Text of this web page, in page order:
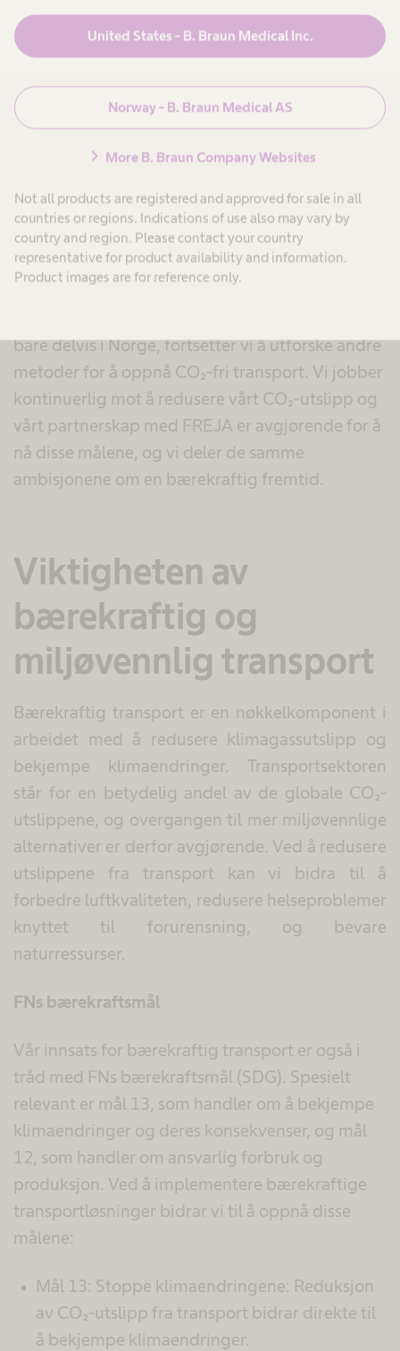
United States - B. Braun Medical Inc.
Norway - B. Braun Medical AS
chevron_right More B. Braun Company Websites
Not all products are registered and approved for sale in all
countries or regions. Indications of use also may vary by
country and region. Please contact your country
representative for product availability and information.
Product images are for reference only.
noe som gjør det enkelt å implementere.
Fremtidige mål og
ambisjoner
Selv om elektrisk lading av lastebiler ikke er
bare delvis i Norge, fortsetter vi å utforske andre
metoder for å oppnå CO₂-fri transport. Vi jobber
kontinuerlig mot å redusere vårt CO₂-utslipp og
vårt partnerskap med FREJA er avgjørende for å
nå disse målene, og vi deler de samme
ambisjonene om en bærekraftig fremtid.
Viktigheten av
bærekraftig og
miljøvennlig transport
Bærekraftig transport er en nøkkelkomponent i
arbeidet med å redusere klimagassutslipp og
bekjempe klimaendringer. Transportsektoren
står for en betydelig andel av de globale CO₂-
utslippene, og overgangen til mer miljøvennlige
alternativer er derfor avgjørende. Ved å redusere
utslippene fra transport kan vi bidra til å
forbedre luftkvaliteten, redusere helseproblemer
knyttet til forurensning, og bevare
naturressurser.
FNs bærekraftsmål
Vår innsats for bærekraftig transport er også i
tråd med FNs bærekraftsmål (SDG). Spesielt
relevant er mål 13, som handler om å bekjempe
klimaendringer og deres konsekvenser, og mål
12, som handler om ansvarlig forbruk og
produksjon. Ved å implementere bærekraftige
transportløsninger bidrar vi til å oppnå disse
målene:
Mål 13: Stoppe klimaendringene: Reduksjon
av CO₂-utslipp fra transport bidrar direkte til
å bekjempe klimaendringer.